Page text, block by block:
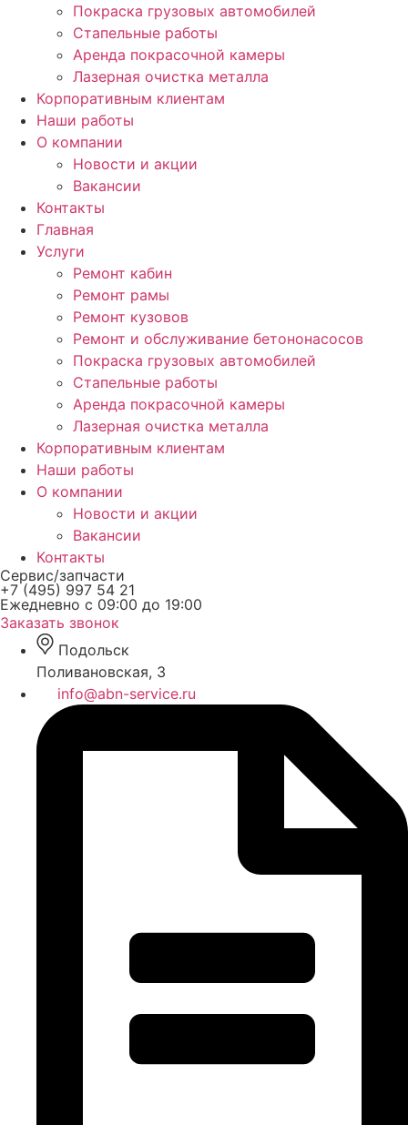
Покраска грузовых автомобилей
Стапельные работы
Аренда покрасочной камеры
Лазерная очистка металла
Корпоративным клиентам
Наши работы
О компании
Новости и акции
Вакансии
Контакты
Главная
Услуги
Ремонт кабин
Ремонт рамы
Ремонт кузовов
Ремонт и обслуживание бетононасосов
Покраска грузовых автомобилей
Стапельные работы
Аренда покрасочной камеры
Лазерная очистка металла
Корпоративным клиентам
Наши работы
О компании
Новости и акции
Вакансии
Контакты
Сервис/запчасти
+7 (495) 997 54 21
Ежедневно с 09:00 до 19:00
Заказать звонок
Подольск
Поливановская, 3
info@abn-service.ru